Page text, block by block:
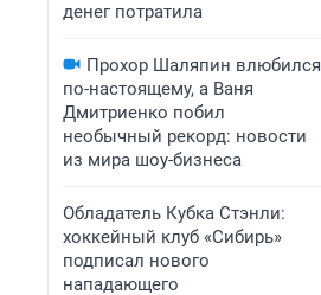
денег потратила
Прохор Шаляпин влюбился
по-настоящему, а Ваня
Дмитриенко побил
необычный рекорд: новости
из мира шоу-бизнеса
Обладатель Кубка Стэнли:
хоккейный клуб «Сибирь»
подписал нового
нападающего